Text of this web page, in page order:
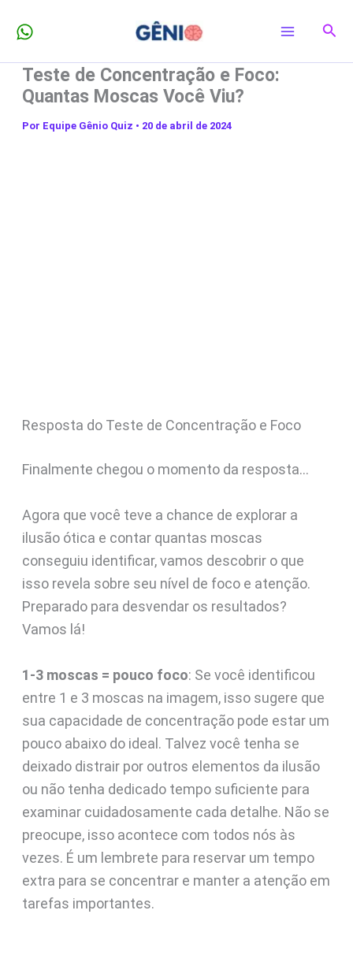
para
conteúdo
Teste de Concentração e Foco:
Quantas Moscas Você Viu?
Por Equipe Gênio Quiz • 20 de abril de 2024
Resposta do Teste de Concentração e Foco
Finalmente chegou o momento da resposta…
Agora que você teve a chance de explorar a
ilusão ótica e contar quantas moscas
conseguiu identificar, vamos descobrir o que
isso revela sobre seu nível de foco e atenção.
Preparado para desvendar os resultados?
Vamos lá!
1-3 moscas = pouco foco: Se você identificou
entre 1 e 3 moscas na imagem, isso sugere que
sua capacidade de concentração pode estar um
pouco abaixo do ideal. Talvez você tenha se
deixado distrair por outros elementos da ilusão
ou não tenha dedicado tempo suficiente para
examinar cuidadosamente cada detalhe. Não se
preocupe, isso acontece com todos nós às
vezes. É um lembrete para reservar um tempo
extra para se concentrar e manter a atenção em
tarefas importantes.